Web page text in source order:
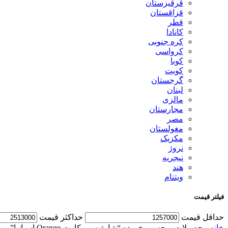
قرقیزستان
قزاقستان
قطر
کانادا
کره جنوبی
کرواسی
کوبا
کویت
گرجستان
لبنان
مالزی
مجارستان
مصر
مغولستان
مکزیک
نروژ
نیجریه
هند
ویتنام
فیلتر قیمت
حداقل قیمت
حداكثر قيمت